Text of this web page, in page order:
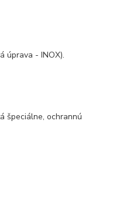
úprava - INOX).
špeciálne, ochrannú